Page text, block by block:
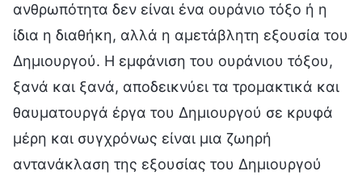
ανθρωπότητα δεν είναι ένα ουράνιο τόξο ή η
ίδια η διαθήκη, αλλά η αμετάβλητη εξουσία του
Δημιουργού. Η εμφάνιση του ουράνιου τόξου,
ξανά και ξανά, αποδεικνύει τα τρομακτικά και
θαυματουργά έργα του Δημιουργού σε κρυφά
μέρη και συγχρόνως είναι μια ζωηρή
αντανάκλαση της εξουσίας του Δημιουργού